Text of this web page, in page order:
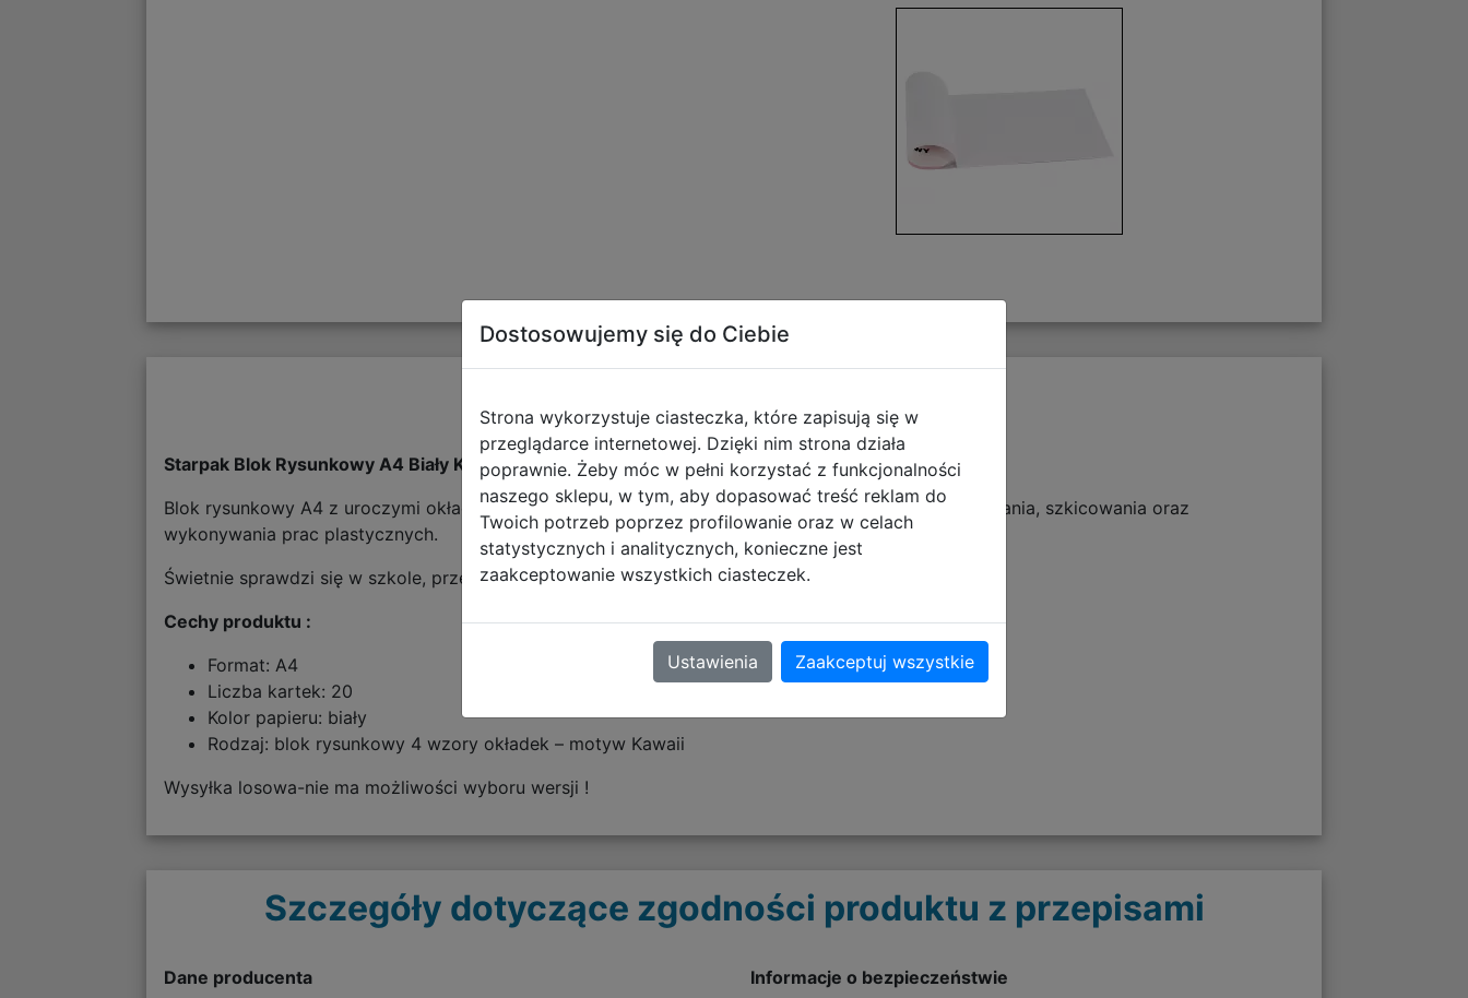
Starpak Blok Rysunkowy A4 Biały Kawaii 1szt 592247
Blok rysunkowy A4 z uroczymi okładkami w stylu Kawaii to doskonały wybór do codziennego rysowania, szkicowania oraz
wykonywania prac plastycznych.
Świetnie sprawdzi się w szkole, przedszkolu, na zajęciach artystycznych oraz w domu.
Cechy produktu :
Format: A4
Liczba kartek: 20
Kolor papieru: biały
Rodzaj: blok rysunkowy 4 wzory okładek – motyw Kawaii
Wysyłka losowa-nie ma możliwości wyboru wersji !
Szczegóły dotyczące zgodności produktu z przepisami
Dane producenta Informacje o bezpieczeństwie
Dostosowujemy się do Ciebie
Strona wykorzystuje ciasteczka, które zapisują się w
przeglądarce internetowej. Dzięki nim strona działa
poprawnie. Żeby móc w pełni korzystać z funkcjonalności
naszego sklepu, w tym, aby dopasować treść reklam do
Twoich potrzeb poprzez profilowanie oraz w celach
statystycznych i analitycznych, konieczne jest
zaakceptowanie wszystkich ciasteczek.
Ustawienia Zaakceptuj wszystkie